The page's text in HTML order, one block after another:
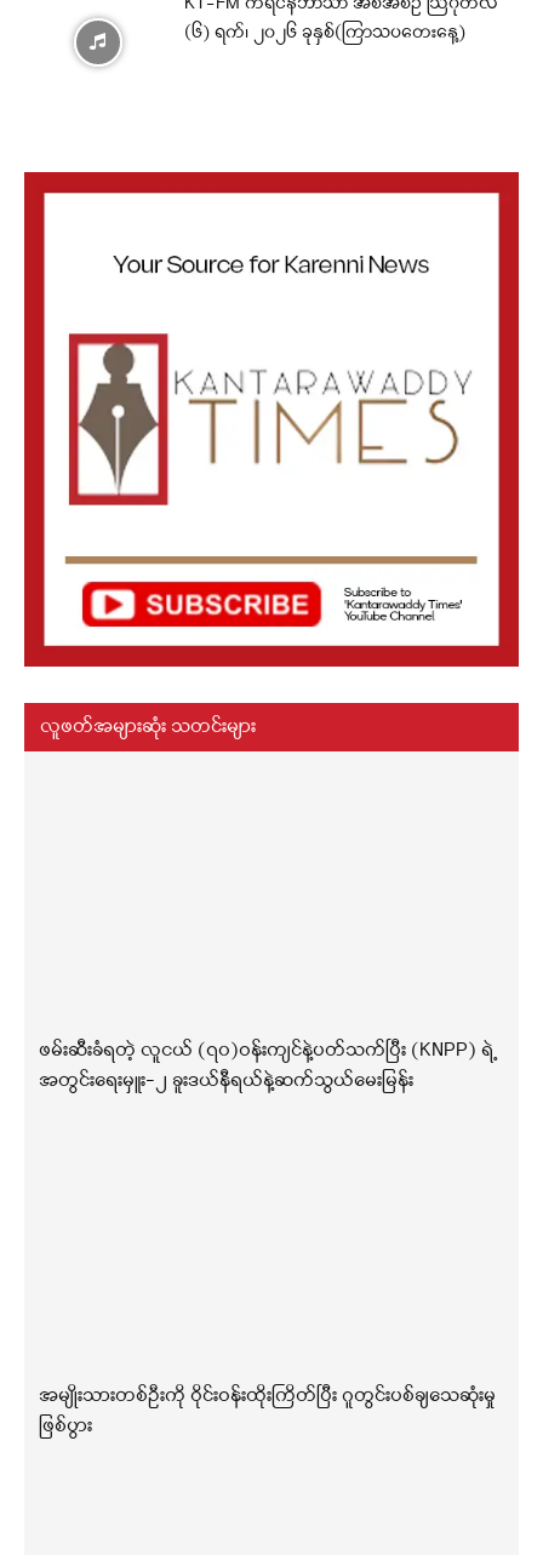
(၆) ရက်၊ ၂၀၂၆ ခုနှစ်(ကြာသပတေးနေ့)
လူဖတ်အများဆုံး သတင်းများ
ဖမ်းဆီးခံရတဲ့ လူငယ် (၇၀)ဝန်းကျင်နဲ့ပတ်သက်ပြီး (KNPP) ရဲ့
အတွင်းရေးမှူး-၂ ခူးဒယ်နီရယ်နဲ့ဆက်သွယ်မေးမြန်း
အမျိုးသားတစ်ဦးကို ဝိုင်းဝန်းထိုးကြိတ်ပြီး ဂူတွင်းပစ်ချသေဆုံးမှု
ဖြစ်ပွား